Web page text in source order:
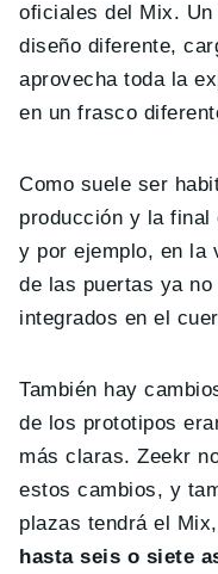
oficiales del Mix.
diseño diferente,
aprovecha toda la
en un frasco
Como suele ser
producción y la final
y por ejemplo, en la
de las puertas ya
integrados en el
También hay
de los prototipos
más claras. Zeekr
estos cambios, y
plazas tendrá el
hasta seis o siete